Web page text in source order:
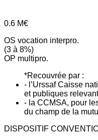
0.6 M€
OS vocation interpro.
(3 à 8%)
OP multipro.
*Recouvrée par :
- l’Urssaf Caisse
et publiques
- la CCMSA, pour
du champ de la
DISPOSITIF